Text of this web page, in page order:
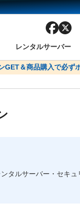
メイン一括検索
WHOIS検索
レンタルサーバー
リュードメインAPI
おすすめ One レンタルサ
以下でも
おすすめ One レンタルサ
以下で
GET＆商品購入で必ず
ペーン サーバー料金1
タルサーバー・セキ